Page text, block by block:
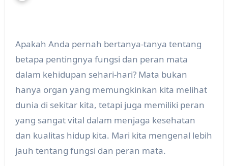
Apakah Anda pernah bertanya-tanya tentang
betapa pentingnya fungsi dan peran mata
dalam kehidupan sehari-hari? Mata bukan
hanya organ yang memungkinkan kita melihat
dunia di sekitar kita, tetapi juga memiliki peran
yang sangat vital dalam menjaga kesehatan
dan kualitas hidup kita. Mari kita mengenal lebih
jauh tentang fungsi dan peran mata.